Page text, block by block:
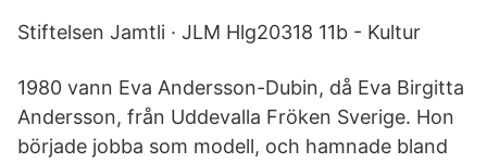
Stiftelsen Jamtli · JLM Hlg20318 11b - Kultur
1980 vann Eva Andersson-Dubin, då Eva Birgitta
Andersson, från Uddevalla Fröken Sverige. Hon
började jobba som modell, och hamnade bland